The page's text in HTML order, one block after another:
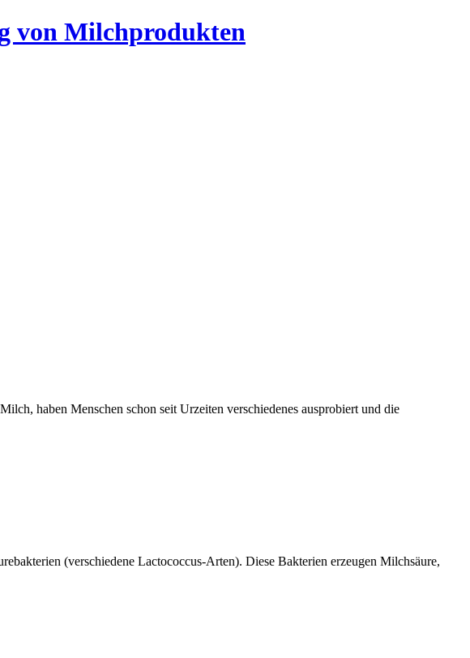
von Milchprodukten
haben Menschen schon seit Urzeiten verschiedenes ausprobiert und die
(verschiedene Lactococcus-Arten). Diese Bakterien erzeugen Milchsäure,